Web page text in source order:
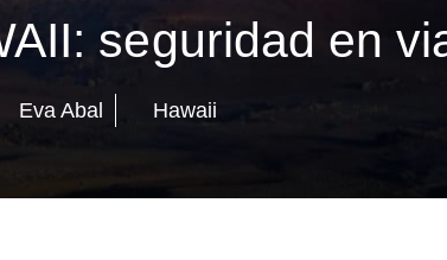
seguridad en
Eva Abal Hawaii